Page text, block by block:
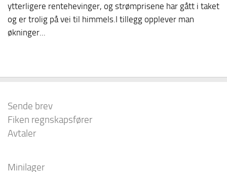
ytterligere rentehevinger, og strømprisene har gått i taket
og er trolig på vei til himmels.I tillegg opplever man
økninger...
Sende brev
Fiken regnskapsfører
Avtaler
Minilager